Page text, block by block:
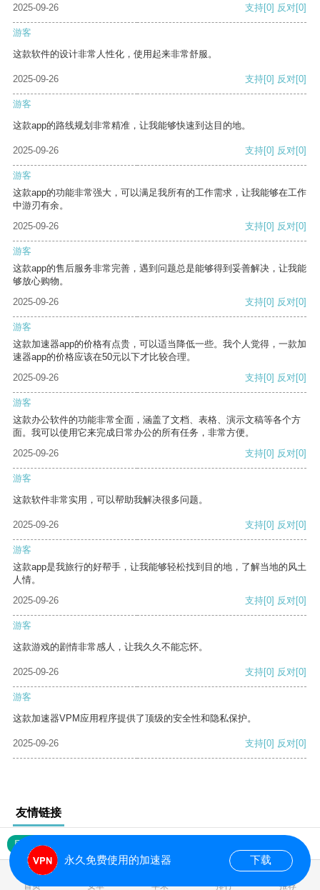
2025-09-26
支持[0] 反对[0]
游客
这款软件的设计非常人性化，使用起来非常舒服。
2025-09-26 支持[0] 反对[0]
游客
这款app的路线规划非常精准，让我能够快速到达目的地。
2025-09-26 支持[0] 反对[0]
游客
这款app的功能非常强大，可以满足我所有的工作需求，让我能够在工作
中游刃有余。
2025-09-26
支持[0] 反对[0]
游客
这款app的售后服务非常完善，遇到问题总是能够得到妥善解决，让我能
够放心购物。
2025-09-26
支持[0] 反对[0]
游客
这款加速器app的价格有点贵，可以适当降低一些。我个人觉得，一款加
速器app的价格应该在50元以下才比较合理。
2025-09-26
支持[0] 反对[0]
游客
这款办公软件的功能非常全面，涵盖了文档、表格、演示文稿等各个方
面。我可以使用它来完成日常办公的所有任务，非常方便。
2025-09-26
支持[0] 反对[0]
游客
这款软件非常实用，可以帮助我解决很多问题。
2025-09-26 支持[0] 反对[0]
游客
这款app是我旅行的好帮手，让我能够轻松找到目的地，了解当地的风土
人情。
2025-09-26
支持[0] 反对[0]
游客
这款游戏的剧情非常感人，让我久久不能忘怀。
2025-09-26 支持[0] 反对[0]
游客
这款加速器VPM应用程序提供了顶级的安全性和隐私保护。
2025-09-26 支持[0] 反对[0]
友情链接
网站地图
首页 安卓 苹果 排行 推荐
永久免费使用的加速器 下载
0.019805s